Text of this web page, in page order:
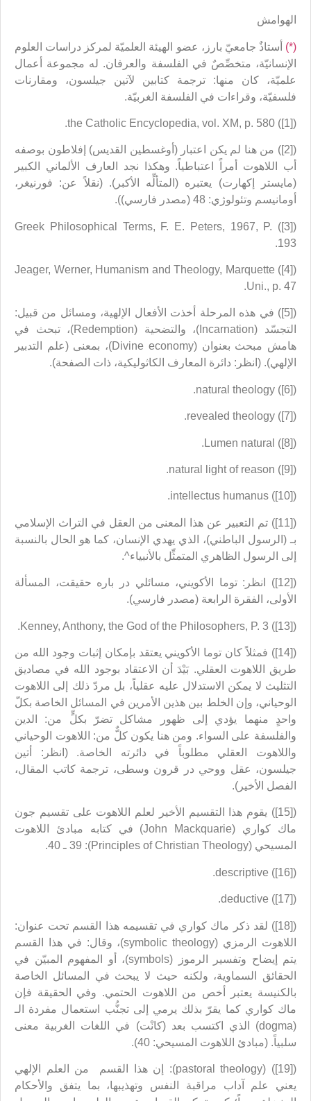
الهوامش
(*) أستاذٌ جامعيّ بارز، عضو الهيئة العلميّة لمركز دراسات العلوم
الإنسانيّة، متخصِّصٌ في الفلسفة والعرفان. له مجموعة أعمال
علميّة، كان منها: ترجمة كتابين لآتين جيلسون، ومقارنات
فلسفيّة، وقراءات في الفلسفة الغربيّة.
([1]) the Catholic Encyclopedia, vol. XM, p. 580.
([2]) من هنا لم يكن اعتبار (أوغسطين القديس) إفلاطون بوصفه
أب اللاهوت أمراً اعتباطياً. وهكذا نجد العارف الألماني الكبير
(مايستر إكهارت) يعتبره (المتألِّه الأكبر). (نقلاً عن: فورنيغر،
أومانيسم وتئولوژي: 48 (مصدر فارسي)).
([3]) Greek Philosophical Terms, F. E. Peters, 1967, P.
193.
([4]) Jeager, Werner, Humanism and Theology, Marquette
Uni., p. 47.
([5]) في هذه المرحلة أخذت الأفعال الإلهية، ومسائل من قبيل:
التجسّد (Incarnation)، والتضحية (Redemption)، تبحث في
هامش مبحث بعنوان (Divine economy)، بمعنى (علم التدبير
الإلهي). (انظر: دائرة المعارف الكاثوليكية، ذات الصفحة).
([6]) natural theology.
([7]) revealed theology.
([8]) Lumen natural.
([9]) natural light of reason.
([10]) intellectus humanus.
([11]) تم التعبير عن هذا المعنى من العقل في التراث الإسلامي
بـ (الرسول الباطني)، الذي يهدي الإنسان، كما هو الحال بالنسبة
إلى الرسول الظاهري المتمثِّل بالأنبياء^.
([12]) انظر: توما الأكويني، مسائلي در باره حقيقت، المسألة
الأولى، الفقرة الرابعة (مصدر فارسي).
([13]) Kenney, Anthony, the God of the Philosophers, P. 3.
([14]) فمثلاً كان توما الأكويني يعتقد بإمكان إثبات وجود الله من
طريق اللاهوت العقلي. بَيْدَ أن الاعتقاد بوجود الله في مصاديق
التثليث لا يمكن الاستدلال عليه عقلياً، بل مردّ ذلك إلى اللاهوت
الوحياني، وإن الخلط بين هذين الأمرين في المسائل الخاصة بكلّ
واحدٍ منهما يؤدي إلى ظهور مشاكل تضرّ بكلٍّ من: الدين
والفلسفة على السواء. ومن هنا يكون كلٌّ من: اللاهوت الوحياني
واللاهوت العقلي مطلوباً في دائرته الخاصة. (انظر: أتين
جيلسون، عقل ووحي در قرون وسطى، ترجمة كاتب المقال،
الفصل الأخير).
([15]) يقوم هذا التقسيم الأخير لعلم اللاهوت على تقسيم جون
ماك كواري (John Mackquarie) في كتابه مبادئ اللاهوت
المسيحي (Principles of Christian Theology): 39 ـ 40.
([16]) descriptive.
([17]) deductive.
([18]) لقد ذكر ماك كواري في تقسيمه هذا القسم تحت عنوان:
اللاهوت الرمزي (symbolic theology)، وقال: في هذا القسم
يتم إيضاح وتفسير الرموز (symbols)، أو المفهوم المبيّن في
الحقائق السماوية، ولكنه حيث لا يبحث في المسائل الخاصة
بالكنيسة يعتبر أخص من اللاهوت الحتمي. وفي الحقيقة فإن
ماك كواري كما يقرّ بذلك يرمي إلى تجنُّب استعمال مفردة الـ
(dogma) الذي اكتسب بعد (كانْت) في اللغات الغربية معنى
سلبياً. (مبادئ اللاهوت المسيحي: 40).
([19]) (pastoral theology): إن هذا القسم من العلم الإلهي
يعني علم آداب مراقبة النفس وتهذيبها، بما يتفق والأحكام